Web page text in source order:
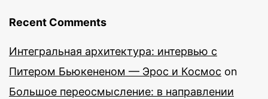
Recent Comments
Интегральная архитектура: интервью с
Питером Бьюкененом — Эрос и Космос on
Большое переосмысление: в направлении